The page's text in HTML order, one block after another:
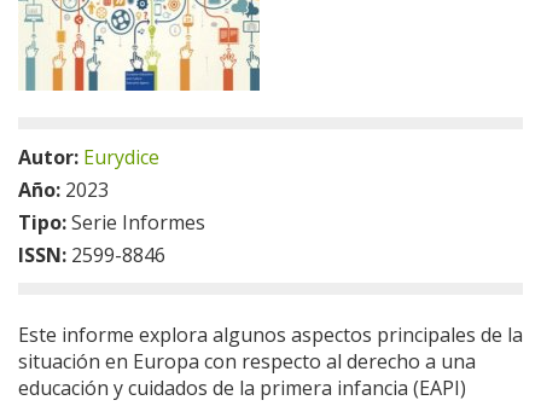
Autor: Eurydice
Año: 2023
Tipo:Serie Informes
ISSN: 2599-8846
Este informe explora algunos aspectos principales de la
situación en Europa con respecto al derecho a una
educación y cuidados de la primera infancia (EAPI)